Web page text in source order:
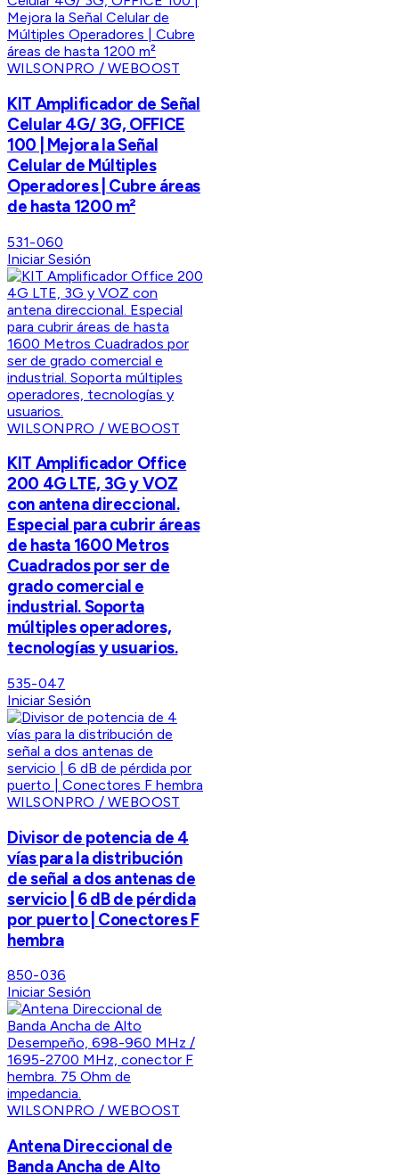
WILSONPRO / WEBOOST
KIT Amplificador de Señal
Celular 4G/ 3G, OFFICE
100 | Mejora la Señal
Celular de Múltiples
Operadores | Cubre áreas
de hasta 1200 m²
531-060
Iniciar Sesión
WILSONPRO / WEBOOST
KIT Amplificador Office
200 4G LTE, 3G y VOZ
con antena direccional.
Especial para cubrir áreas
de hasta 1600 Metros
Cuadrados por ser de
grado comercial e
industrial. Soporta
múltiples operadores,
tecnologías y usuarios.
535-047
Iniciar Sesión
WILSONPRO / WEBOOST
Divisor de potencia de 4
vías para la distribución
de señal a dos antenas de
servicio | 6 dB de pérdida
por puerto | Conectores F
hembra
850-036
Iniciar Sesión
WILSONPRO / WEBOOST
Antena Direccional de
Banda Ancha de Alto